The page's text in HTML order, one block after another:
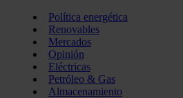
Política energética
Renovables
Mercados
Opinión
Eléctricas
Petróleo & Gas
Almacenamiento